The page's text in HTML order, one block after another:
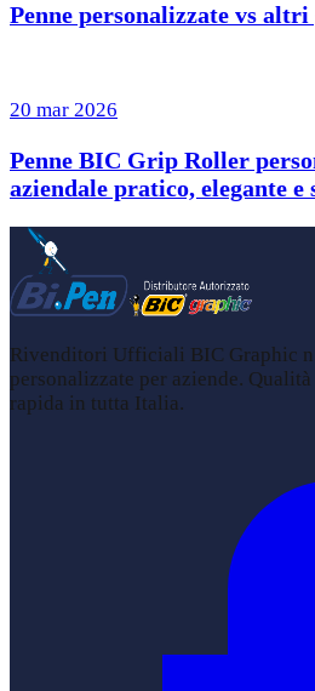
Penne personalizzate vs
20 mar 2026
Penne BIC Grip Roller
aziendale pratico, elegante e
Rivenditori Ufficiali BIC Graphic
personalizzate per aziende.
rapida in tutta Italia.